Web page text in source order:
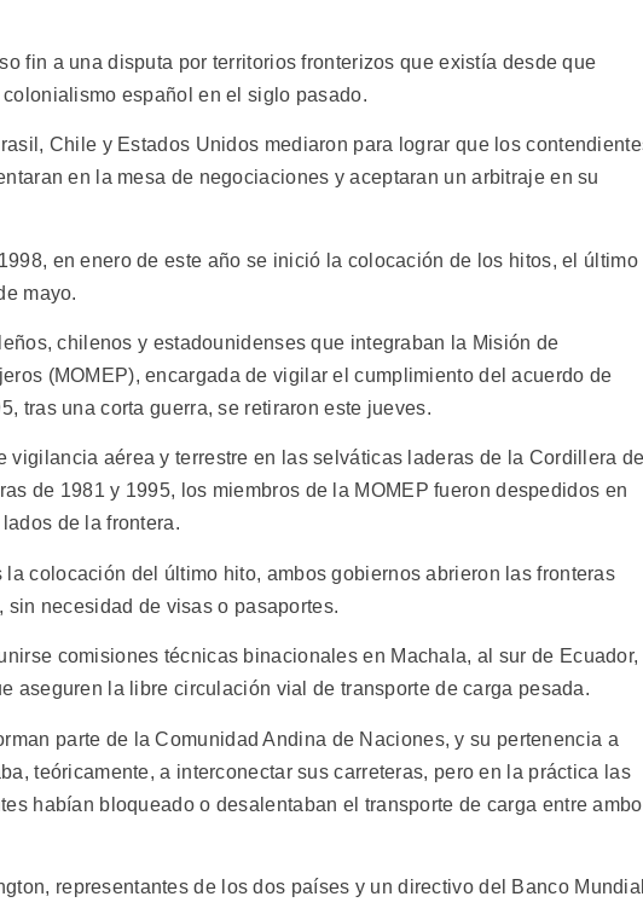
fin a una disputa por territorios fronterizos que existía desde que
español en el siglo pasado.
Chile y Estados Unidos mediaron para lograr que los
en la mesa de negociaciones y aceptaran un arbitraje en su
en enero de este año se inició la colocación de los hitos, el último
mayo.
chilenos y estadounidenses que integraban la Misión de
(MOMEP), encargada de vigilar el cumplimiento del acuerdo de
tras una corta guerra, se retiraron este jueves.
vigilancia aérea y terrestre en las selváticas laderas de la Cordillera
de 1981 y 1995, los miembros de la MOMEP fueron despedidos en
de la frontera.
colocación del último hito, ambos gobiernos abrieron las fronteras
necesidad de visas o pasaportes.
comisiones técnicas binacionales en Machala, al sur de Ecuador,
aseguren la libre circulación vial de transporte de carga pesada.
parte de la Comunidad Andina de Naciones, y su pertenencia a
teóricamente, a interconectar sus carreteras, pero en la práctica las
habían bloqueado o desalentaban el transporte de carga entre
representantes de los dos países y un directivo del Banco